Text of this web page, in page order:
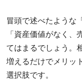
冒頭で述べたような
「資産価値がなく
てはまるでしょう。
増えるだけでメリッ
選択肢です。